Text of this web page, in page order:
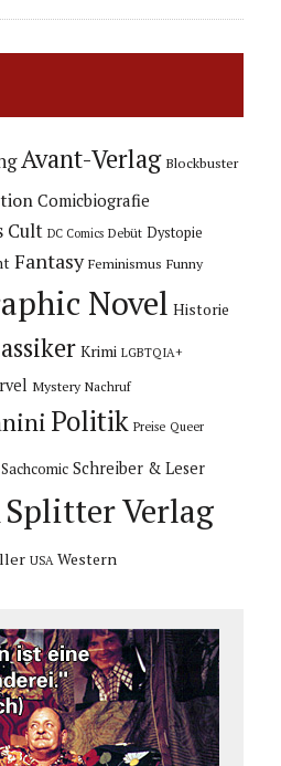
Avant-Verlag Blockbuster
Comicbiografie
Cult DC Comics Debüt Dystopie
Fantasy Feminismus Funny
Novel Historie
Krimi LGBTQIA+
Mystery Nachruf
Politik Preise Queer
Sachcomic Schreiber & Leser
Splitter Verlag
USA Western